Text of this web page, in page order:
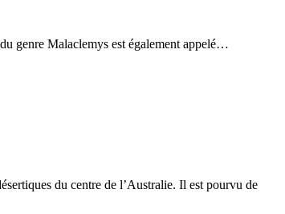
genre Malaclemys est également appelé…
du centre de l’Australie. Il est pourvu de